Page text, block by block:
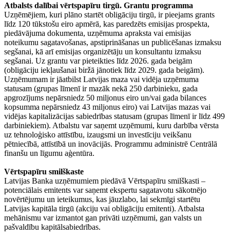
Atbalsts dalībai vērtspapīru tirgū. Grantu programma
Uzņēmējiem, kuri plāno startēt obligāciju tirgū, ir pieejams grants
līdz 120 tūkstošu eiro apmērā, kas paredzēts emisijas prospekta,
piedāvājuma dokumenta, uzņēmuma apraksta vai emisijas
noteikumu sagatavošanas, apstiprināšanas un publicēšanas izmaksu
segšanai, kā arī emisijas organizētāju un konsultantu izmaksu
segšanai. Uz grantu var pieteikties līdz 2026. gada beigām
(obligāciju iekļaušanai biržā jānotiek līdz 2029. gada beigām).
Uzņēmumam ir jāatbilst Latvijas maza vai vidēja uzņēmuma
statusam (grupas līmenī ir mazāk nekā 250 darbinieku, gada
apgrozījums nepārsniedz 50 miljonus eiro un/vai gada bilances
kopsumma nepārsniedz 43 miljonus eiro) vai Latvijas mazas vai
vidējas kapitalizācijas sabiedrības statusam (grupas līmenī ir līdz 499
darbiniekiem). Atbalstu var saņemt uzņēmumi, kuru darbība vērsta
uz tehnoloģisko attīstību, izaugsmi un investīciju veikšanu
pētniecībā, attīstībā un inovācijās. Programmu administrē Centrālā
finanšu un līgumu aģentūra.
Vērtspapīru smilškaste
Latvijas Banka uzņēmumiem piedāvā Vērtspapīru smilškasti –
potenciālais emitents var saņemt ekspertu sagatavotu sākotnējo
novērtējumu un ieteikumus, kas jāuzlabo, lai sekmīgi startētu
Latvijas kapitāla tirgū (akciju vai obligāciju emitenti). Atbalsta
mehānismu var izmantot gan privāti uzņēmumi, gan valsts un
pašvaldību kapitālsabiedrības.